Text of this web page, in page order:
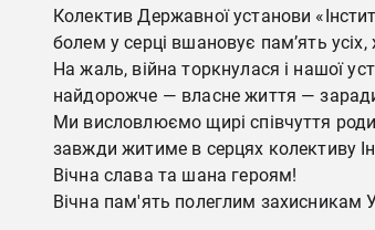
Колектив Державної установи
болем у серці вшановує пам’ять
На жаль, війна торкнулася і нашої
найдорожче — власне життя —
Ми висловлюємо щирі співчуття
завжди житиме в серцях колективу
Вічна слава та шана героям!
Вічна пам'ять полеглим захисникам